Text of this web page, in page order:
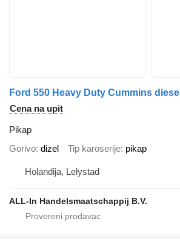
Ford 550 Heavy Duty Cummins diesel
Cena na upit
Pikap
Gorivo dizel Tip karoserije pikap
Holandija, Lelystad
ALL-In Handelsmaatschappij B.V.